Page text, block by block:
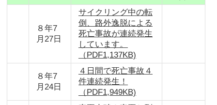
８年7
月27日
サイクリング中の転
倒、路外逸脱による
死亡事故が連続発生
しています。
（PDF1,137KB)
８年7
月24日
４日間で死亡事故４
件連続発生！
（PDF1,949KB)